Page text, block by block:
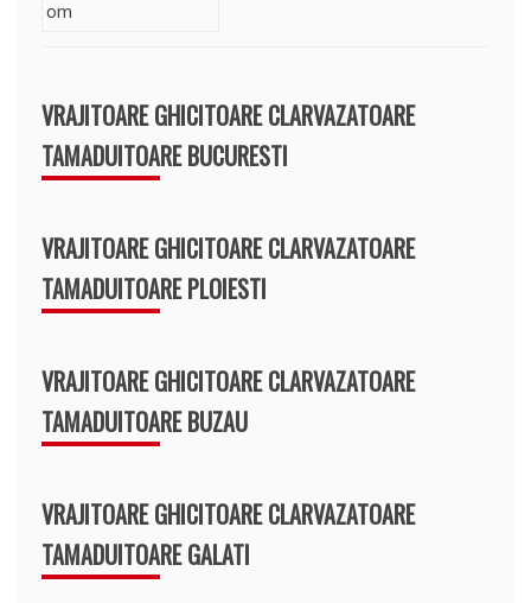
VRAJITOARE GHICITOARE CLARVAZATOARE
TAMADUITOARE BUCURESTI
VRAJITOARE GHICITOARE CLARVAZATOARE
TAMADUITOARE PLOIESTI
VRAJITOARE GHICITOARE CLARVAZATOARE
TAMADUITOARE BUZAU
VRAJITOARE GHICITOARE CLARVAZATOARE
TAMADUITOARE GALATI